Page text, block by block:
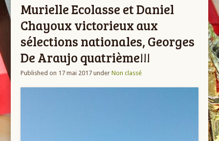
Murielle Ecolasse et Daniel
Chayoux victorieux aux
sélections nationales, Georges
De Araujo quatrième!!!
Published on 17 mai 2017 underNon classé